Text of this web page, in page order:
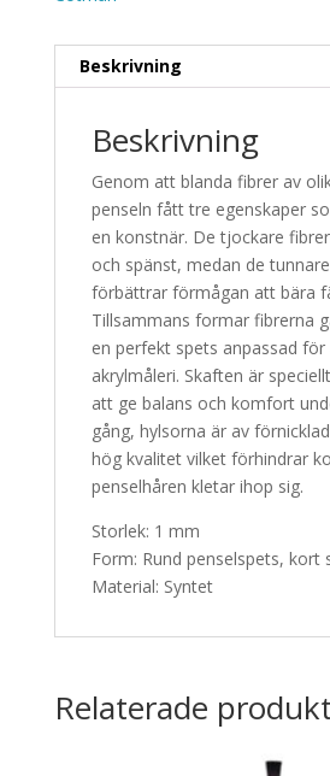
Beskrivning
Beskrivning
Genom att blanda fibrer av
penseln fått tre egenskaper
en konstnär. De tjockare
och spänst, medan de
förbättrar förmågan att bära
Tillsammans formar fibrerna
en perfekt spets anpassad för
akrylmåleri. Skaften är
att ge balans och komfort
gång, hylsorna är av
hög kvalitet vilket förhindrar
penselhåren kletar ihop sig.
Storlek: 1 mm
Form: Rund penselspets, kort
Material: Syntet
Relaterade